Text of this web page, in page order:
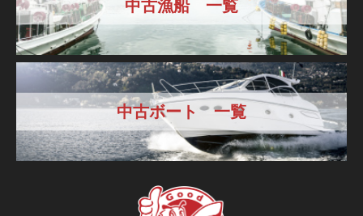
中古漁船 一覧
中古ボート 一覧